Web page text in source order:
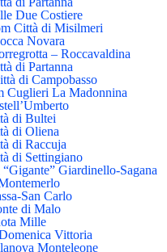
Due Costiere
Città di Misilmeri
Novara
– Roccavaldina
di Partanna
di Campobasso
Cuglieri La Madonnina
di Bultei
di Oliena
di Raccuja
di Settingiano
Giardinello-Sagana
San Carlo
di Malo
Mille
Vittoria
Monteleone